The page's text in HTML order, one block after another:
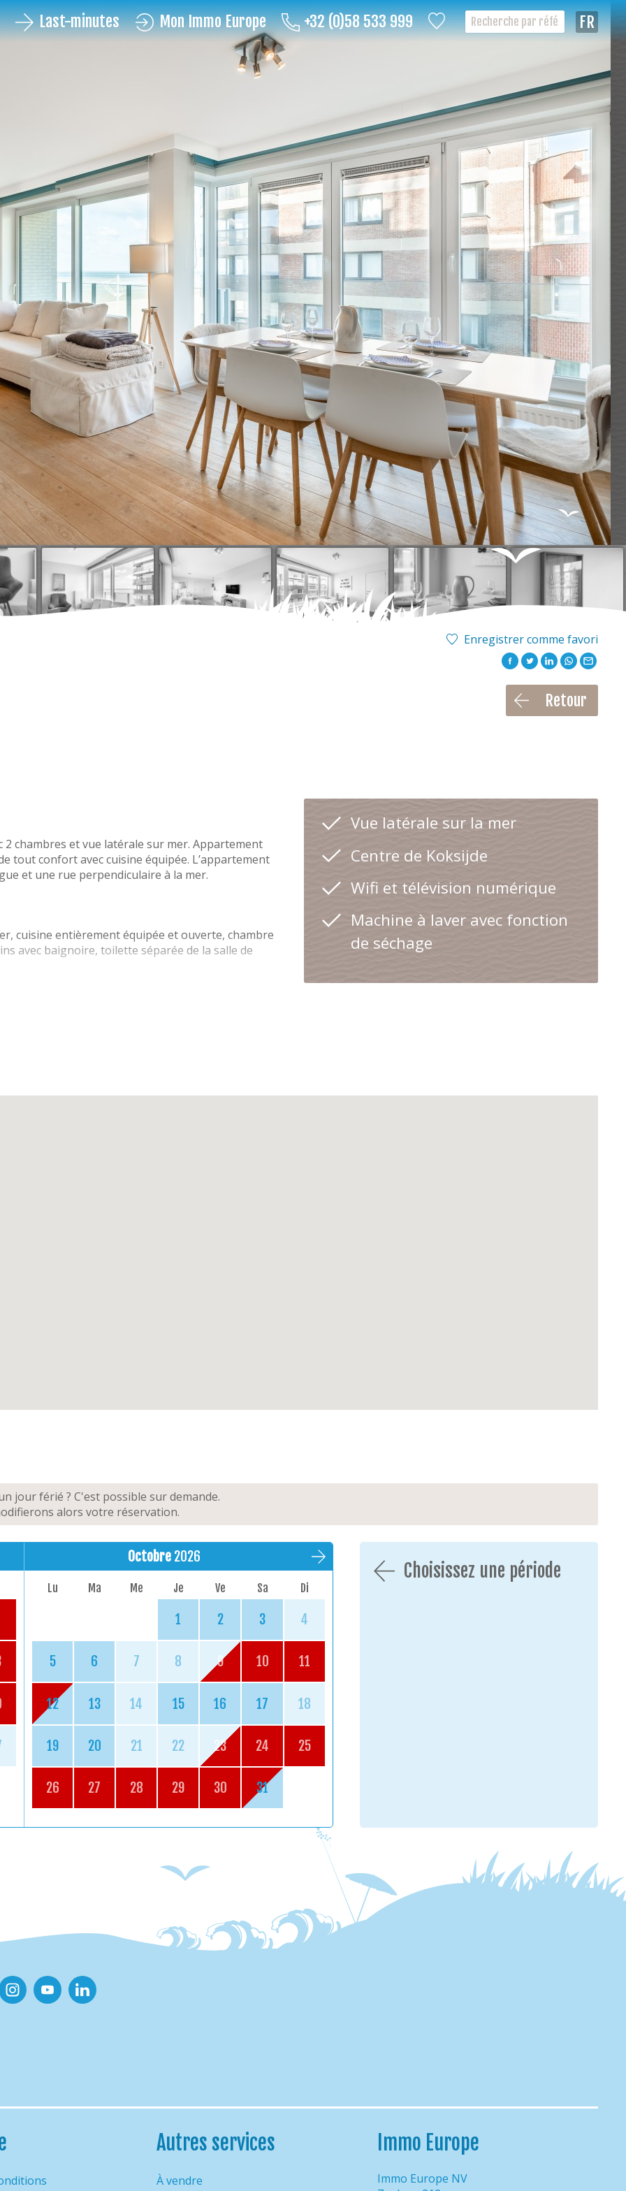
+32 (0)58 533 999
Mon Immo Europe
Last-minutes
Enregistrer comme favori
Retour
chambres et vue latérale sur mer. Appartement
tout confort avec cuisine équipée. L’appartement
et une rue perpendiculaire à la mer.
cuisine entièrement équipée et ouverte, chambre
avec baignoire, toilette séparée de la salle de
mixer, bouilloire électrique, grille-pain
Vue latérale sur la mer
Centre de Koksijde
Wifi et télévision numérique
Machine à laver avec fonction
de séchage
jour férié ? C'est possible sur demande.
alors votre réservation.
Octobre 2026
Lu Ma Me Je Ve Sa Di
1 2 3 4
5 6 7 8 9 10 11
12 13 14 15 16 17 18
19 20 21 22 23 24 25
26 27 28 29 30 31
Choisissez une période
Autres services
À vendre
Immo Europe
Immo Europe NV